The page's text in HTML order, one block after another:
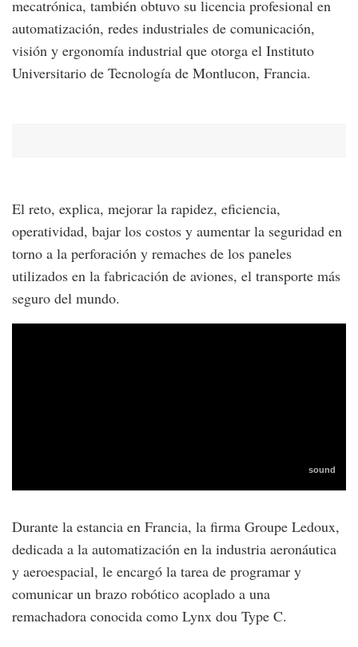
mecatrónica, también obtuvo su licencia profesional en
automatización, redes industriales de comunicación,
visión y ergonomía industrial que otorga el Instituto
Universitario de Tecnología de Montlucon, Francia.
El reto, explica, mejorar la rapidez, eficiencia,
operatividad, bajar los costos y aumentar la seguridad en
torno a la perforación y remaches de los paneles
utilizados en la fabricación de aviones, el transporte más
seguro del mundo.
Durante la estancia en Francia, la firma Groupe Ledoux,
dedicada a la automatización en la industria aeronáutica
y aeroespacial, le encargó la tarea de programar y
comunicar un brazo robótico acoplado a una
remachadora conocida como Lynx dou Type C.